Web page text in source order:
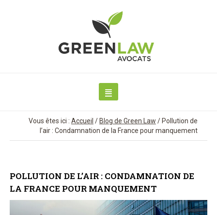
Vous êtes ici : Accueil / Blog de Green Law / Pollution de
l’air : Condamnation de la France pour manquement
POLLUTION DE L’AIR : CONDAMNATION DE
LA FRANCE POUR MANQUEMENT